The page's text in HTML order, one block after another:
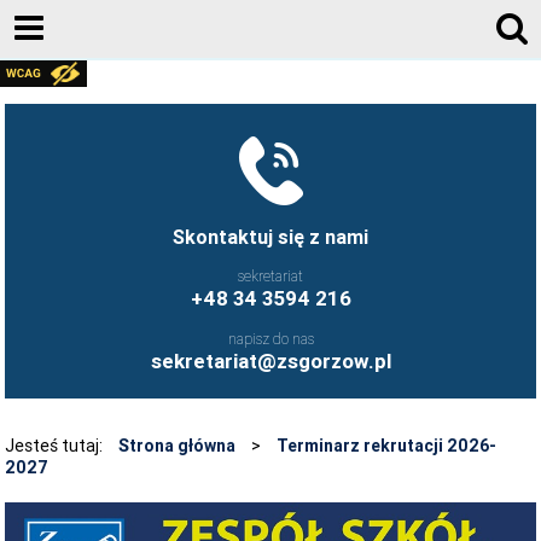
Skontaktuj się z nami
sekretariat
+48 34 3594 216
napisz do nas
sekretariat@zsgorzow.pl
AKTUALNOŚCI
UCZNIOWIE ZS GORZÓW ŚLĄSKI - FB
FRYZJERSTWO NASZEJ SZKOŁY - FB
O SZKOLE
GALERIA ZDJĘĆ 2020-2026
Jesteś tutaj: Strona główna >
Terminarz rekrutacji 2026-
2027